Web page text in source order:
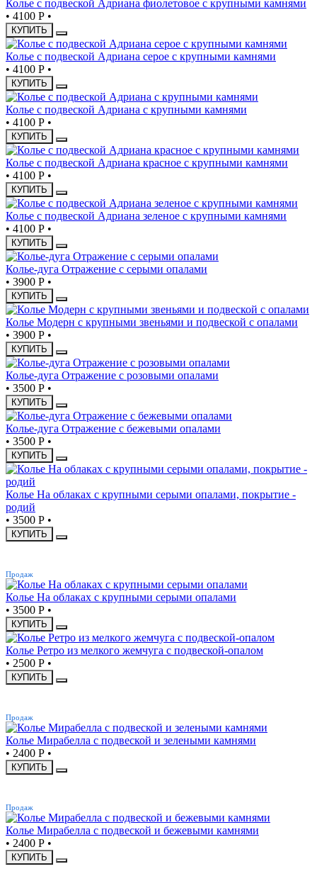
Колье с подвеской Адриана фиолетовое с крупными камнями
• 4100 Р •
КУПИТЬ
Колье с подвеской Адриана серое с крупными камнями
• 4100 Р •
КУПИТЬ
Колье с подвеской Адриана с крупными камнями
• 4100 Р •
КУПИТЬ
Колье с подвеской Адриана красное с крупными камнями
• 4100 Р •
КУПИТЬ
Колье с подвеской Адриана зеленое с крупными камнями
• 4100 Р •
КУПИТЬ
Колье-дуга Отражение с серыми опалами
• 3900 Р •
КУПИТЬ
Колье Модерн с крупными звеньями и подвеской с опалами
• 3900 Р •
КУПИТЬ
Колье-дуга Отражение с розовыми опалами
• 3500 Р •
КУПИТЬ
Колье-дуга Отражение с бежевыми опалами
• 3500 Р •
КУПИТЬ
Колье На облаках с крупными серыми опалами, покрытие -
родий
• 3500 Р •
КУПИТЬ
Продаж
Колье На облаках с крупными серыми опалами
• 3500 Р •
КУПИТЬ
Колье Ретро из мелкого жемчуга с подвеской-опалом
• 2500 Р •
КУПИТЬ
Продаж
Колье Мирабелла с подвеской и зелеными камнями
• 2400 Р •
КУПИТЬ
Продаж
Колье Мирабелла с подвеской и бежевыми камнями
• 2400 Р •
КУПИТЬ